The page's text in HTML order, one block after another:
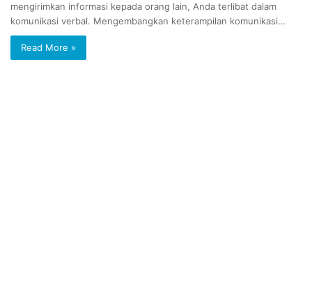
mengirimkan informasi kepada orang lain, Anda terlibat dalam
komunikasi verbal. Mengembangkan keterampilan komunikasi…
Read More »